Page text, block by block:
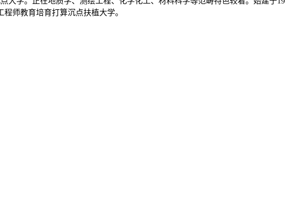
师教育培育打算沉点扶植大学。